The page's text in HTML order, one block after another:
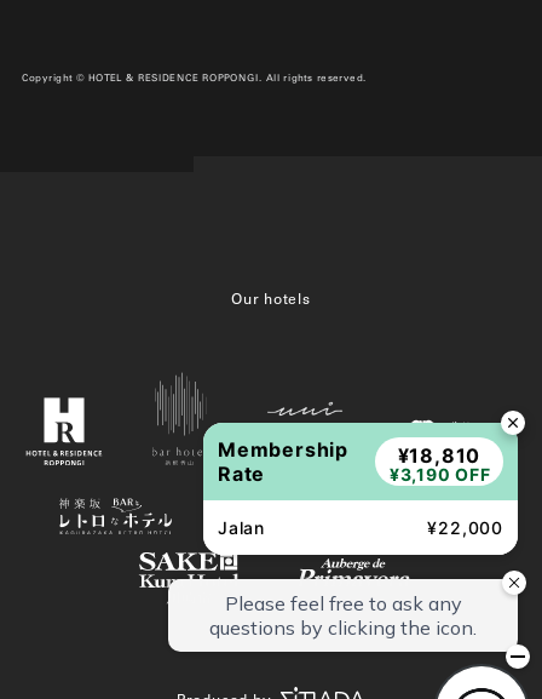
Copyright © HOTEL & RESIDENCE ROPPONGI. All rights reserved.
Our hotels
Membership
Rate
¥18,810
¥3,190 OFF
Jalan ¥22,000